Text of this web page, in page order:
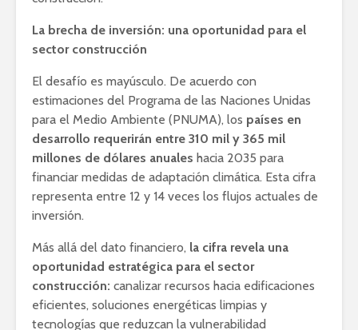
La brecha de inversión: una oportunidad para el
sector construcción
El desafío es mayúsculo. De acuerdo con
estimaciones del Programa de las Naciones Unidas
para el Medio Ambiente (PNUMA), los países en
desarrollo requerirán entre 310 mil y 365 mil
millones de dólares anuales hacia 2035 para
financiar medidas de adaptación climática. Esta cifra
representa entre 12 y 14 veces los flujos actuales de
inversión.
Más allá del dato financiero, la cifra revela una
oportunidad estratégica para el sector
construcción: canalizar recursos hacia edificaciones
eficientes, soluciones energéticas limpias y
tecnologías que reduzcan la vulnerabilidad